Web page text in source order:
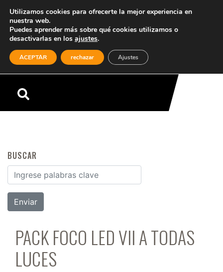
Menú
BUSCAR
Buscar por:
PACK FOCO LED VII A TODAS
LUCES
Utilizamos cookies para ofrecerte la mejor experiencia en
nuestra web.
Puedes aprender más sobre qué cookies utilizamos o
desactivarlas en los ajustes.
ACEPTAR rechazar Ajustes